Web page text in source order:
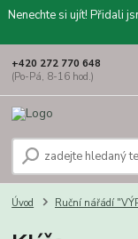
Nenechte si ujít! Přidali
+420 272 770 648
(Po-Pá, 8-16 hod.)
Úvod Ruční nářádí